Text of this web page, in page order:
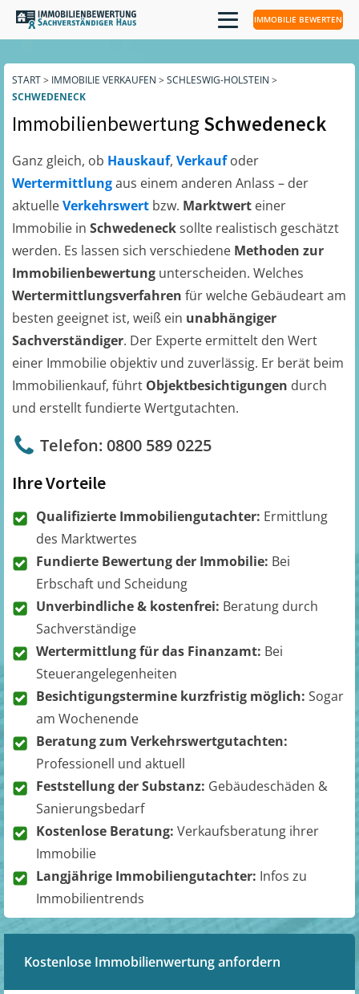
IMMOBILIE BEWERTEN
START> IMMOBILIE VERKAUFEN > SCHLESWIG-HOLSTEIN >
SCHWEDENECK
ImmobilienbewertungSchwedeneck
Ganz gleich, ob Hauskauf, Verkaufoder
Wertermittlungaus einem anderen Anlass – der
aktuelleVerkehrswert bzw. Marktwert einer
Immobilie in Schwedenecksollte realistisch geschätzt
werden. Es lassen sich verschiedene Methoden zur
Immobilienbewertung unterscheiden. Welches
Wertermittlungsverfahren für welche Gebäudeart am
besten geeignet ist, weiß ein unabhängiger
Sachverständiger. Der Experte ermittelt den Wert
einer Immobilie objektiv und zuverlässig. Er berät beim
Immobilienkauf, führt Objektbesichtigungen durch
und erstellt fundierte Wertgutachten.
Telefon: 0800 589 0225
Ihre Vorteile
Qualifizierte Immobiliengutachter: Ermittlung
des Marktwertes
Fundierte Bewertung der Immobilie: Bei
Erbschaft und Scheidung
Unverbindliche & kostenfrei: Beratung durch
Sachverständige
Wertermittlung für das Finanzamt: Bei
Steuerangelegenheiten
Besichtigungstermine kurzfristig möglich: Sogar
am Wochenende
Beratung zum Verkehrswertgutachten:
Professionell und aktuell
Feststellung der Substanz: Gebäudeschäden &
Sanierungsbedarf
Kostenlose Beratung: Verkaufsberatung ihrer
Immobilie
Langjährige Immobiliengutachter: Infos zu
Immobilientrends
Kostenlose Immobilienwertung anfordern